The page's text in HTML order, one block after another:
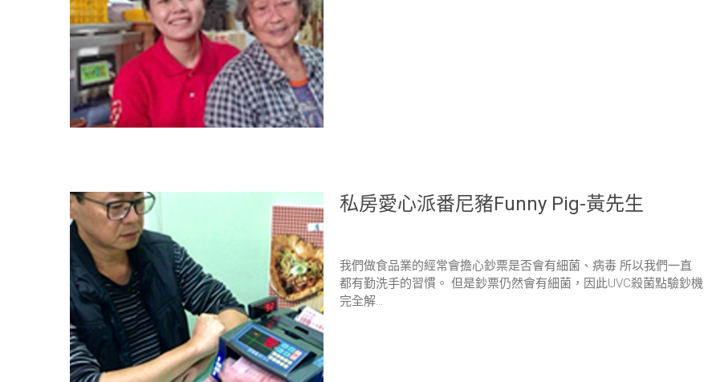
私房愛心派番尼豬Funny Pig-黃先生
我們做食品業的經常會擔心鈔票是否會有細菌、病毒 所以我們一直
都有勤洗手的習慣。 但是鈔票仍然會有細菌，因此UVC殺菌點驗鈔機
完全解…